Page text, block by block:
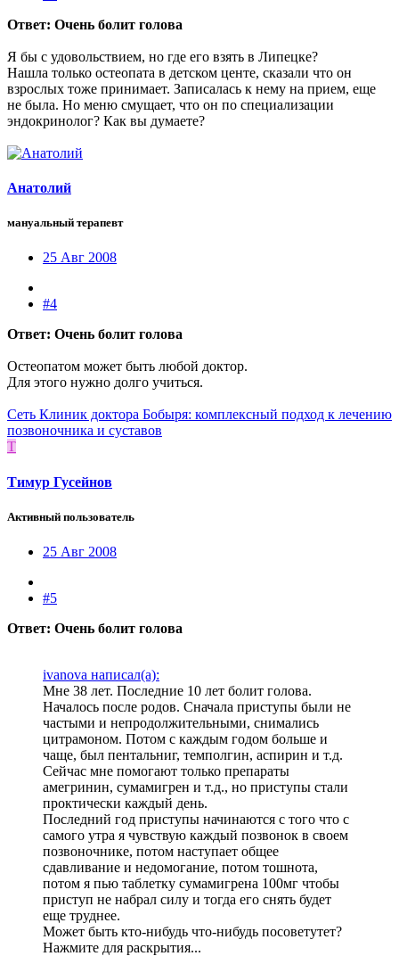
Ответ: Очень болит голова
Я бы с удовольствием, но где его взять в Липецке?
Нашла только остеопата в детском центе, сказали что он
взрослых тоже принимает. Записалась к нему на прием, еще
не была. Но меню смущает, что он по специализации
эндокринолог? Как вы думаете?
Анатолий
мануальный терапевт
25 Авг 2008
#4
Ответ: Очень болит голова
Остеопатом может быть любой доктор.
Для этого нужно долго учиться.
Сеть Клиник доктора Бобыря: комплексный подход к лечению
позвоночника и суставов
Т
Тимур Гусейнов
Активный пользователь
25 Авг 2008
#5
Ответ: Очень болит голова
ivanova написал(а):
Мне 38 лет. Последние 10 лет болит голова.
Началось после родов. Сначала приступы были не
частыми и непродолжительными, снимались
цитрамоном. Потом с каждым годом больше и
чаще, был пентальниг, темполгин, аспирин и т.д.
Сейчас мне помогают только препараты
амегринин, сумамигрен и т.д., но приступы стали
проктически каждый день.
Последний год приступы начинаются с того что с
самого утра я чувствую каждый позвонок в своем
позвоночнике, потом наступает общее
сдавливание и недомогание, потом тошнота,
потом я пью таблетку сумамигрена 100мг чтобы
приступ не набрал силу и тогда его снять будет
еще труднее.
Может быть кто-нибудь что-нибудь посоветутет?
Нажмите для раскрытия...